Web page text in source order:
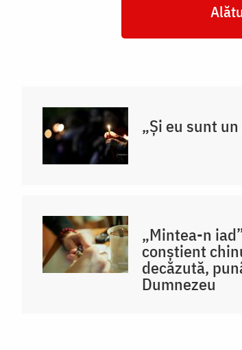
„Și eu sunt
„Mintea-n
conștient
decăzută,
Dumnezeu